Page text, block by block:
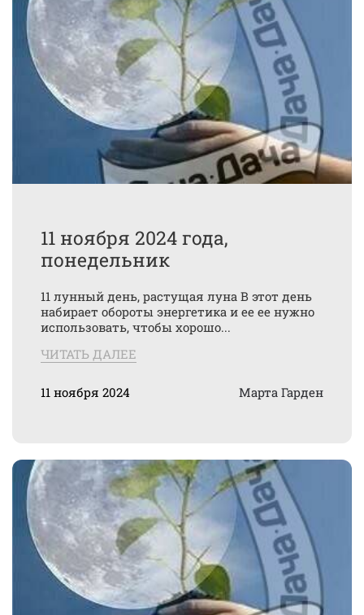
11 ноября 2024 года,
понедельник
11 лунный день, растущая луна В этот день
набирает обороты энергетика и ее ее нужно
использовать, чтобы хорошо...
ЧИТАТЬ ДАЛЕЕ
11 ноября 2024 Марта Гарден